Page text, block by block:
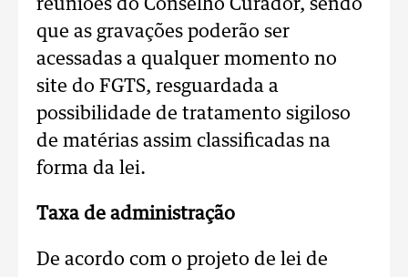
reuniões do Conselho Curador, sendo
que as gravações poderão ser
acessadas a qualquer momento no
site do FGTS, resguardada a
possibilidade de tratamento sigiloso
de matérias assim classificadas na
forma da lei.
Taxa de administração
De acordo com o projeto de lei de